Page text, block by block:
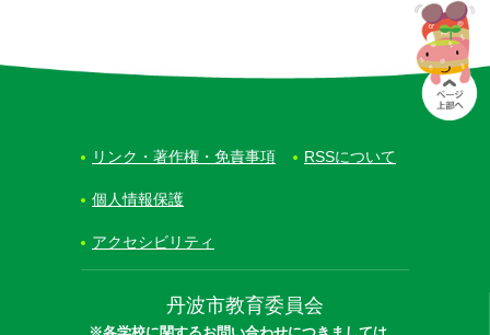
丹波市教育委員会
リンク・著作権・免責事項 RSSについて
個人情報保護
アクセシビリティ